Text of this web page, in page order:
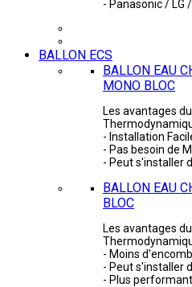
- Panasonic / LG
BALLON ECS
BALLON EAU
MONO BLOC
Les avantages
- Installation
- Pas besoin de
- Peut s'installer
BALLON EAU
BLOC
Les avantages
- Moins
- Peut s'installer
- Plus performant